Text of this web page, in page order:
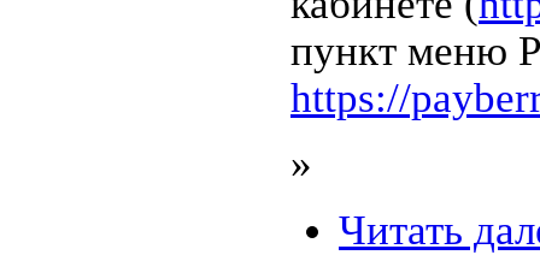
пункт меню
https://
»
Читать